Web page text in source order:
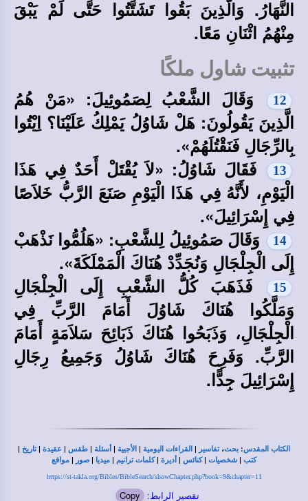
النَّهَارُ. وَالَّذِينَ بَقُوا تَشَتَّتُوا حَتَّى لَمْ يَبْقَ
مِنْهُمُ اثْنَانِ مَعًا.
تثبيت شاول ملكًا
12
وَقَالَ الشَّعْبُ لِصَمُوئِيلَ: «مَنْ هُمُ
الَّذِينَ يَقُولُونَ: هَلْ شَاوُلُ يَمْلِكُ عَلَيْنَا؟ اِيْتُوا
بِالرِّجَالِ فَنَقْتُلَهُمْ».
13
فَقَالَ شَاوُلُ: «لاَ يُقْتَلْ أَحَدٌ فِي هَذَا
الْيَوْمِ، لأَنَّهُ فِي هَذَا الْيَوْمِ صَنَعَ الرَّبُّ خَلاَصًا
فِي إِسْرَائِيلَ».
14
وَقَالَ صَمُوئِيلُ لِلشَّعْبِ: «هَلُمُّوا نَذْهَبْ
إِلَى الْجِلْجَالِ وَنُجَدِّدْ هُنَاكَ الْمَمْلَكَةَ».
15
فَذَهَبَ كُلُّ الشَّعْبِ إِلَى الْجِلْجَالِ
وَمَلَّكُوا هُنَاكَ شَاوُلَ أَمَامَ الرَّبِّ فِي
الْجِلْجَالِ، وَذَبَحُوا هُنَاكَ ذَبَائِحَ سَلاَمَةٍ أَمَامَ
الرَّبِّ. وَفَرِحَ هُنَاكَ شَاوُلُ وَجَمِيعُ رِجَالِ
إِسْرَائِيلَ جِدًّا.
الكتاب المقدس: بحث،تفاسير | القراءات اليومية | الأجبية | أسئلة | طقس | عقيدة |تاريخ |
كتب | شخصيات |كنائس | أديرة |كلمات ترانيم | ميديا | صور | مواقع
https://st-takla.org/Bibles/BibleSearch/showChapter.php?book=9&chapter=11
تقصير الرابط: Copy